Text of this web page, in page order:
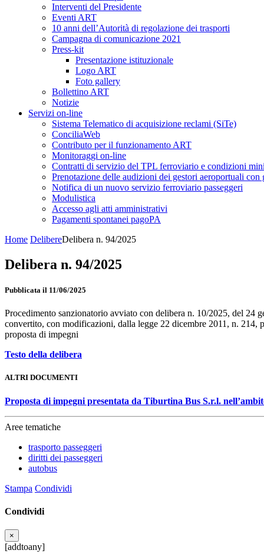
Interventi del Presidente
Eventi ART
10 anni dell’Autorità di regolazione dei trasporti
Campagna di comunicazione 2021
Press-kit
Presentazione istituzionale
Logo ART
Foto gallery
Bollettino ART
Notizie
Servizi on-line
Sistema Telematico di acquisizione reclami (SiTe)
ConciliaWeb
Contributo per il funzionamento ART
Monitoraggi on-line
Contratti di servizio del TPL ferroviario e condizioni
Prenotazione delle audizioni dei gestori aeroportuali con
Notifica di un nuovo servizio ferroviario passeggeri
Modulistica
Accesso agli atti amministrativi
Pagamenti spontanei pagoPA
Home DelibereDelibera n. 94/2025
Delibera n. 94/2025
Pubblicata il 11/06/2025
Procedimento sanzionatorio avviato con delibera n. 10/2025, del 24
convertito, con modificazioni, dalla legge 22 dicembre 2011, n. 214,
proposta di impegni
Testo della delibera
ALTRI DOCUMENTI
Proposta di impegni presentata da Tiburtina Bus S.r.l.
Aree tematiche
trasporto passeggeri
diritti dei passeggeri
autobus
Stampa Condividi
Condividi
×
[addtoany]